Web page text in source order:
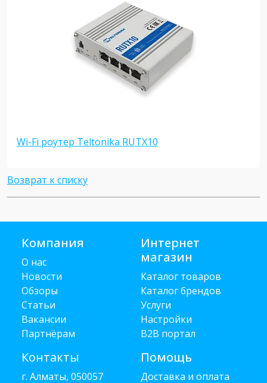
Wi-Fi роутер Teltonika RUTX10
Возврат к списку
Компания
О нас
Новости
Обзоры
Статьи
Вакансии
Партнёрам
Контакты
г. Алматы, 050057
Интернет
магазин
Каталог товаров
Каталог брендов
Услуги
Настройки
B2B портал
Помощь
Доставка и оплата